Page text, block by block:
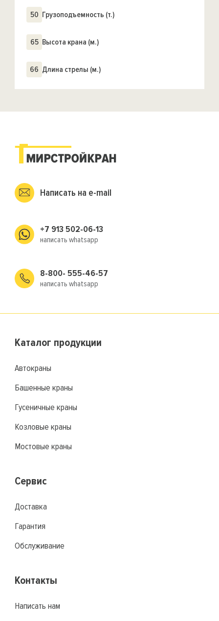
50 Грузоподъемность (т.)
65 Высота крана (м.)
66 Длина стрелы (м.)
Написать на e-mail
+7 913 502-06-13
написать whatsapp
8-800- 555-46-57
написать whatsapp
Каталог продукции
Автокраны
Башенные краны
Гусеничные краны
Козловые краны
Мостовые краны
Сервис
Доставка
Гарантия
Обслуживание
Контакты
Написать нам